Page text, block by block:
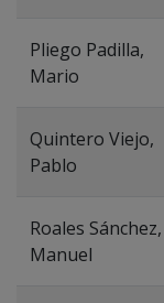
Pliego Padilla,
Mario
Quintero Viejo,
Pablo
Roales Sánchez,
Manuel